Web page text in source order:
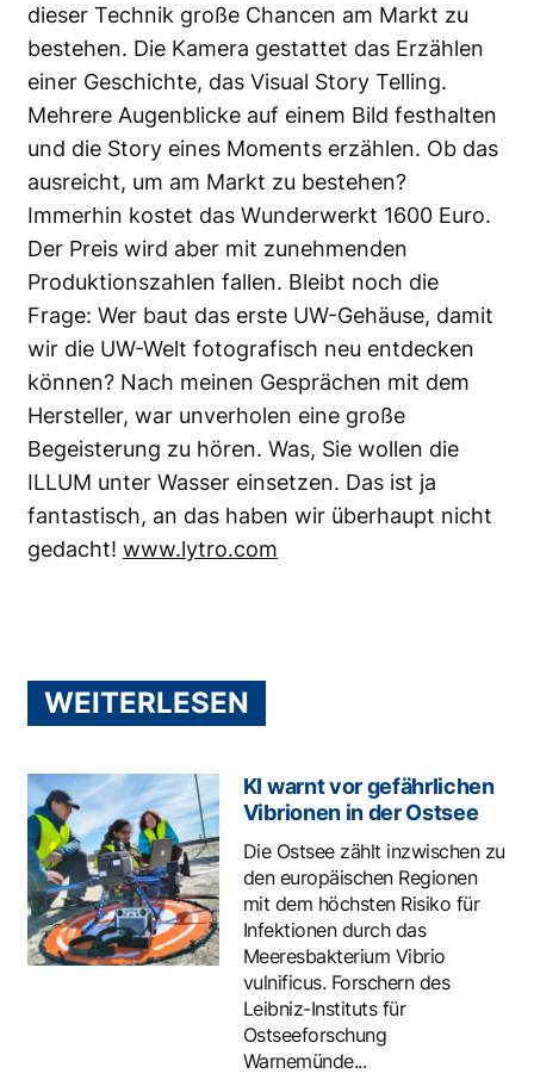
dieser Technik große Chancen am Markt zu
bestehen. Die Kamera gestattet das Erzählen
einer Geschichte, das Visual Story Telling.
Mehrere Augenblicke auf einem Bild festhalten
und die Story eines Moments erzählen. Ob das
ausreicht, um am Markt zu bestehen?
Immerhin kostet das Wunderwerkt 1600 Euro.
Der Preis wird aber mit zunehmenden
Produktionszahlen fallen. Bleibt noch die
Frage: Wer baut das erste UW-Gehäuse, damit
wir die UW-Welt fotografisch neu entdecken
können? Nach meinen Gesprächen mit dem
Hersteller, war unverholen eine große
Begeisterung zu hören. Was, Sie wollen die
ILLUM unter Wasser einsetzen. Das ist ja
fantastisch, an das haben wir überhaupt nicht
gedacht! www.lytro.com
WEITERLESEN
KI warnt vor gefährlichen
Vibrionen in der Ostsee
Die Ostsee zählt inzwischen zu
den europäischen Regionen
mit dem höchsten Risiko für
Infektionen durch das
Meeresbakterium Vibrio
vulnificus. Forschern des
Leibniz-Instituts für
Ostseeforschung
Warnemünde...